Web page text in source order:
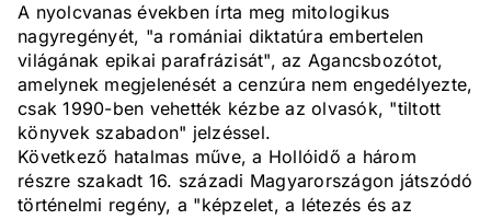
A nyolcvanas években írta meg mitologikus
nagyregényét, "a romániai diktatúra embertelen
világának epikai parafrázisát", az Agancsbozótot,
amelynek megjelenését a cenzúra nem engedélyezte,
csak 1990-ben vehették kézbe az olvasók, "tiltott
könyvek szabadon" jelzéssel.
Következő hatalmas műve, a Hollóidő a három
részre szakadt 16. századi Magyarországon játszódó
történelmi regény, a "képzelet, a létezés és az